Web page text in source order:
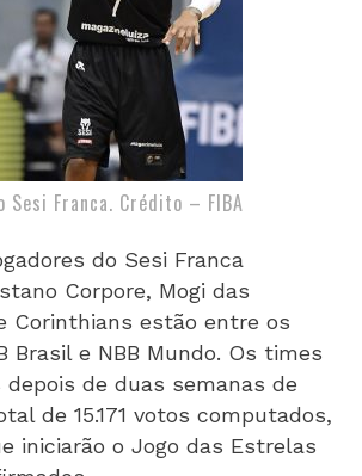
Sesi Franca. Crédito – FIBA
do Sesi Franca
Corpore, Mogi das
Corinthians estão entre os
Brasil e NBB Mundo. Os times
de duas semanas de
de 15.171 votos computados,
iniciarão o Jogo das Estrelas